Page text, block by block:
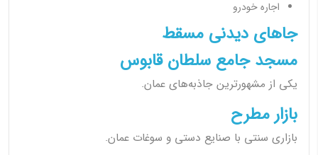
اجاره خودرو
جاهای دیدنی مسقط
مسجد جامع سلطان قابوس
یکی از مشهورترین جاذبه‌های عمان.
بازار مطرح
بازاری سنتی با صنایع دستی و سوغات عمان.